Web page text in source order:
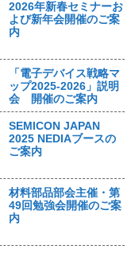
2026年新春セミナーお
よび新年会開催のご案
内
「電子デバイス戦略マ
ップ2025-2026」説明
会 開催のご案内
SEMICON JAPAN
2025 NEDIAブースの
ご案内
材料部品部会主催・第
49回勉強会開催のご案
内